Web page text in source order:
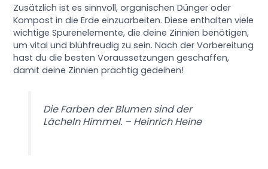
Zusätzlich ist es sinnvoll, organischen Dünger oder
Kompost in die Erde einzuarbeiten. Diese enthalten viele
wichtige Spurenelemente, die deine Zinnien benötigen,
um vital und blühfreudig zu sein. Nach der Vorbereitung
hast du die besten Voraussetzungen geschaffen,
damit deine Zinnien prächtig gedeihen!
Die Farben der Blumen sind der
Lächeln Himmel. – Heinrich Heine